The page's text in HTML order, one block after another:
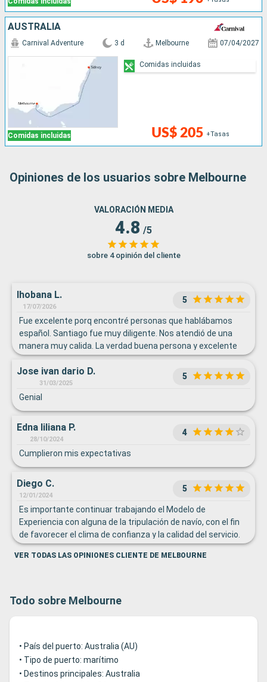
AUSTRALIA
Comidas incluidas
Carnival Adventure 3 d Melbourne 07/04/2027
US$ 205 +Tasas
Comidas incluidas
Opiniones de los usuarios sobre Melbourne
VALORACIÓN MEDIA
4.8 /5
sobre 4 opinión del cliente
Ihobana L.
17/07/2026
5
Fue excelente porq encontré personas que hablábamos
español. Santiago fue muy diligente. Nos atendió de una
manera muy calida. La verdad buena persona y excelente
en todo. Igual el chico de Panamá no recuerdo el nombre Yin
creo. Pero igual buen funcionario. Lo q si no me parece es
el.costo tan alto del.internet. igual no funcionó. Pero si me
dieron solución. El costo alto de las.bebidas. mi esposo y yo
no tomamos tanto pero queríamos por ahí un cóctel o una
cerveza y pagar 90 dolares diarios por persona me parece
exagerado
Jose ivan dario D.
31/03/2025
5
Genial
Edna liliana P.
28/10/2024
4
Cumplieron mis expectativas
Diego C.
12/01/2024
5
Es importante continuar trabajando el Modelo de
Experiencia con alguna de la tripulación de navío, con el fin
de favorecer el clima de confianza y la calidad del servicio.
El show de violines y chelo que programaron fue increíble,
totalmente profesional y adecuadamente desarrollado,
con los usuarios, previa al crucero, teniendo en cuenta la
restaurantes (Campaña de conciencia con el medio
ambiente y el cuidado del Planeta).
VER TODAS LAS OPINIONES CLIENTE DE MELBOURNE
Todo sobre Melbourne
• País del puerto: Australia (AU)
• Tipo de puerto: marítimo
• Destinos principales: Australia